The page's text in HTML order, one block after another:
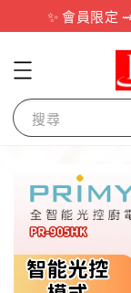
✨ 會員限定
搜尋